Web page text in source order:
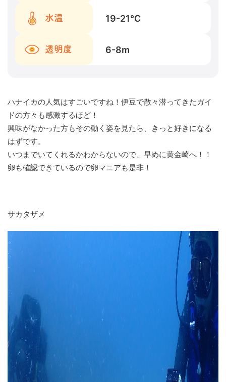
水温 19-21℃
透明度 6-8m
ハナイカの人気はすごいですね！伊豆で散々潜ってきたガイ
ドの方々も感激するほど！
興味がなかった方もその動く姿を見たら、きっと好きになる
はずです。
いつまでいてくれるかわからないので、早めに黄金崎へ！！
卵も確認できているので卵マニアも是非！
サカタザメ